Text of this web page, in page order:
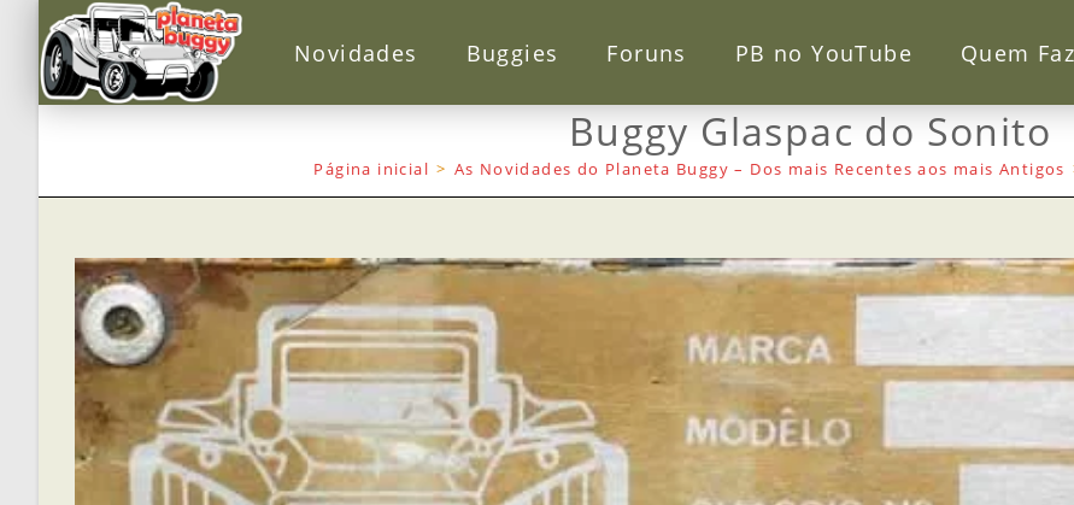
Novidades Buggies Foruns PB no YouTube Quem
Buggy Glaspac do Sonito
Página inicial > As Novidades do Planeta Buggy – Dos mais Recentes aos mais Antigos